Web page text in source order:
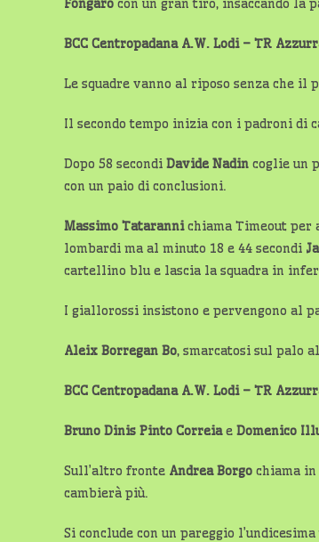
Fongaro con un gran tiro, insaccando la
BCC Centropadana A.W. Lodi – TR
Le squadre vanno al riposo senza che il
Il secondo tempo inizia con i padroni di
Dopo 58 secondi Davide Nadin coglie un
con un paio di conclusioni.
Massimo Tatarannichiama Timeout per
lombardi ma al minuto 18 e 44 secondi
cartellino blu e lascia la squadra in
I giallorossi insistono e pervengono al
Aleix Borregan Bo, smarcatosi sul palo
BCC Centropadana A.W. Lodi – TR
Bruno Dinis Pinto Correiae Domenico
Sull’altro fronte Andrea Borgo chiama in
cambierà più.
Si conclude con un pareggio